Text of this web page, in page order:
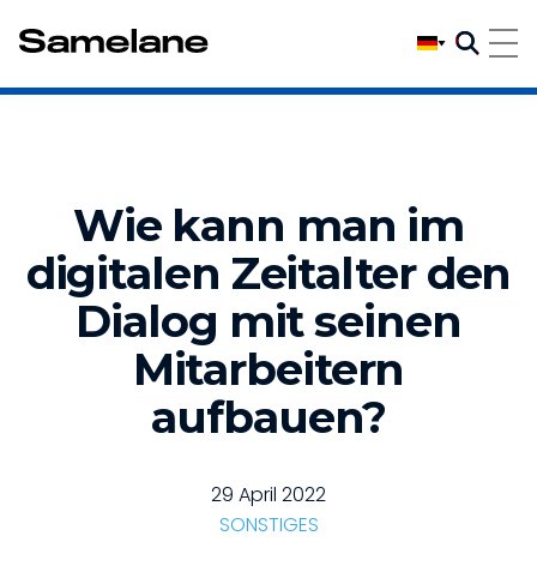
Wie kann man im
digitalen Zeitalter den
Dialog mit seinen
Mitarbeitern
aufbauen?
29 April 2022
SONSTIGES